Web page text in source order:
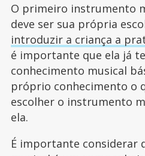
O primeiro instrumento
deve ser sua própria
introduzir a criança a
é importante que ela já
conhecimento musical
próprio conhecimento o
escolher o instrumento
ela.
É importante considerar